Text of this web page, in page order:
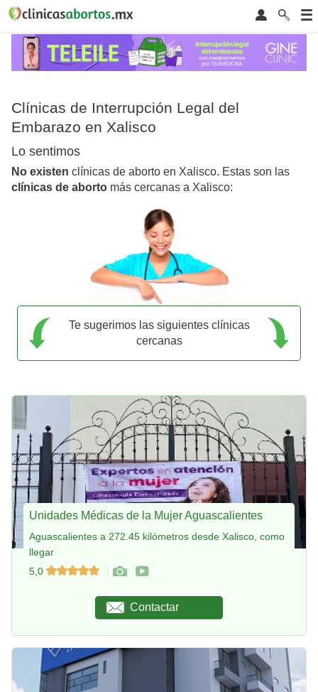
Clínicas de Interrupción Legal del
Embarazo en Xalisco
Lo sentimos
No existen clínicas de aborto en Xalisco. Estas son las
clínicas de aborto más cercanas a Xalisco:
Te sugerimos las siguientes clínicas
cercanas
Unidades Médicas de la Mujer Aguascalientes
Aguascalientes a 272.45 kilómetros desde Xalisco, como
llegar
5,0
Contactar